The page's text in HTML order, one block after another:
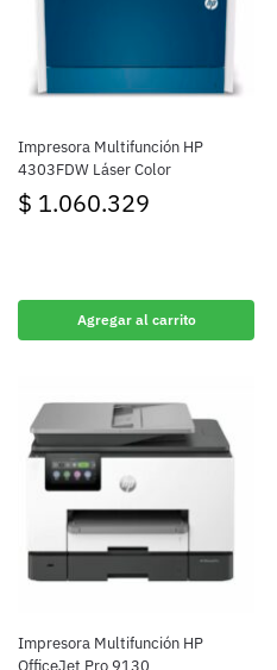
Impresora Multifunción HP
4303FDW Láser Color
$ 1.060.329
Agregar al carrito
Impresora Multifunción HP